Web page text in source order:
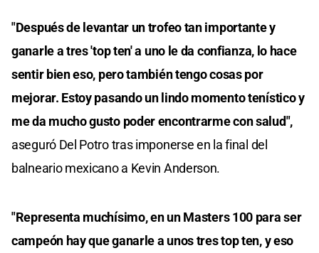
"Después de levantar un trofeo tan importante y
ganarle a tres 'top ten' a uno le da confianza, lo hace
sentir bien eso, pero también tengo cosas por
mejorar. Estoy pasando un lindo momento tenístico y
me da mucho gusto poder encontrarme con salud",
aseguró Del Potro tras imponerse en la final del
balneario mexicano a Kevin Anderson.
"Representa muchísimo, en un Masters 100 para ser
campeón hay que ganarle a unos tres top ten, y eso